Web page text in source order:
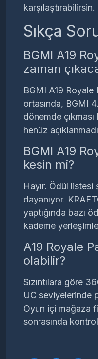
karşılaştırabilirsin.
Sıkça
BGMI A19
zaman
BGMI A19 Royale
ortasında, BGMI
dönemde
henüz
BGMI A19
kesin mi?
Hayır. Ödül listesi
dayanıyor.
yaptığında bazı
kademe
A19 Royale
olabilir?
Sızıntılara göre
UC seviyelerinde
Oyun içi mağaza
sonrasında